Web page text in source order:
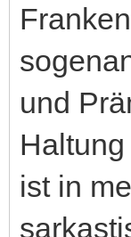
und
ist in